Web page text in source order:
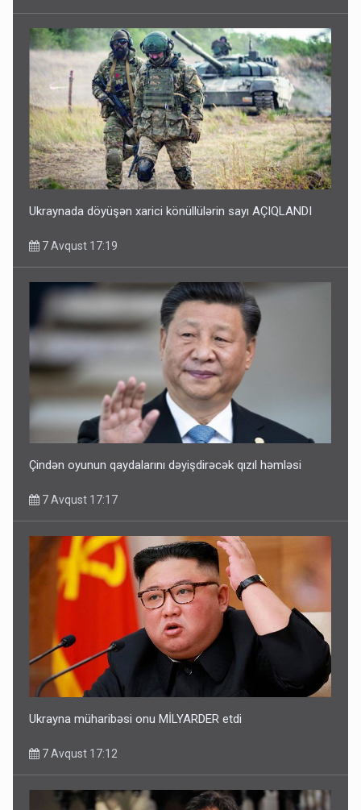
Ukraynada döyüşən xarici könüllülərin sayı AÇIQLANDI
7 Avqust 17:19
Çindən oyunun qaydalarını dəyişdirəcək qızıl həmləsi
7 Avqust 17:17
Ukrayna müharibəsi onu MİLYARDER etdi
7 Avqust 17:12